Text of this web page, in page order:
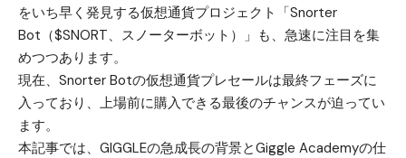
をいち早く発見する仮想通貨プロジェクト「Snorter
Bot（$SNORT、スノーターボット）」も、急速に注目を集
めつつあります。
現在、Snorter Botの仮想通貨プレセールは最終フェーズに
入っており、上場前に購入できる最後のチャンスが迫ってい
ます。
本記事では、GIGGLEの急成長の背景とGiggle Academyの仕